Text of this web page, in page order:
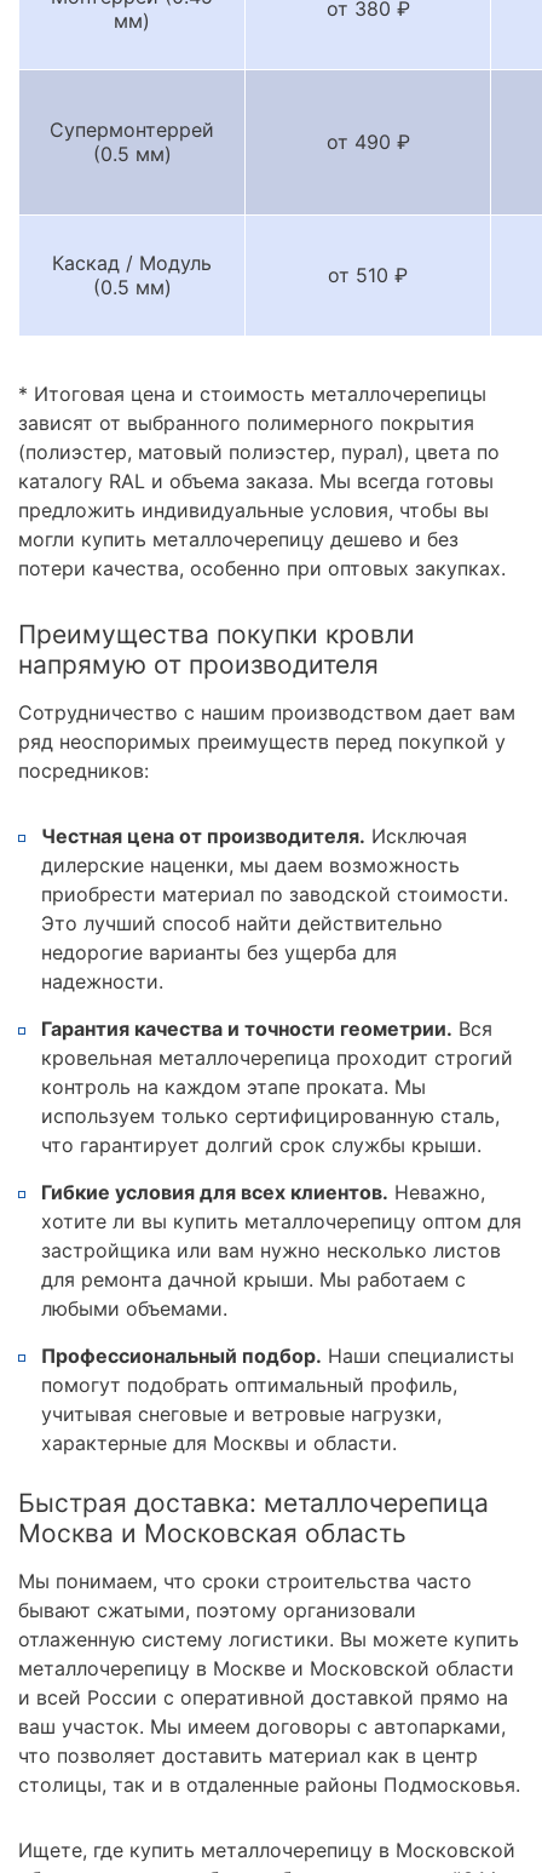
мм)
от 380 ₽
Супермонтеррей
(0.5 мм)
от 490 ₽
Каскад / Модуль
(0.5 мм)
от 510 ₽
* Итоговая цена и стоимость металлочерепицы
зависят от выбранного полимерного покрытия
(полиэстер, матовый полиэстер, пурал), цвета по
каталогу RAL и объема заказа. Мы всегда готовы
предложить индивидуальные условия, чтобы вы
могли купить металлочерепицу дешево и без
потери качества, особенно при оптовых закупках.
Преимущества покупки кровли
напрямую от производителя
Сотрудничество с нашим производством дает вам
ряд неоспоримых преимуществ перед покупкой у
посредников:
Честная цена от производителя. Исключая
дилерские наценки, мы даем возможность
приобрести материал по заводской стоимости.
Это лучший способ найти действительно
недорогие варианты без ущерба для
надежности.
Гарантия качества и точности геометрии. Вся
кровельная металлочерепица проходит строгий
контроль на каждом этапе проката. Мы
используем только сертифицированную сталь,
что гарантирует долгий срок службы крыши.
Гибкие условия для всех клиентов. Неважно,
хотите ли вы купить металлочерепицу оптом для
застройщика или вам нужно несколько листов
для ремонта дачной крыши. Мы работаем с
любыми объемами.
Профессиональный подбор. Наши специалисты
помогут подобрать оптимальный профиль,
учитывая снеговые и ветровые нагрузки,
характерные для Москвы и области.
Быстрая доставка: металлочерепица
Москва и Московская область
Мы понимаем, что сроки строительства часто
бывают сжатыми, поэтому организовали
отлаженную систему логистики. Вы можете купить
металлочерепицу в Москве и Московской области
и всей России с оперативной доставкой прямо на
ваш участок. Мы имеем договоры с автопарками,
что позволяет доставить материал как в центр
столицы, так и в отдаленные районы Подмосковья.
Ищете, где купить металлочерепицу в Московской